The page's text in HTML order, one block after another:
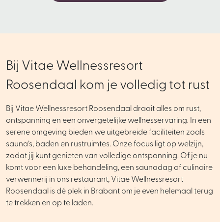
Bij Vitae Wellnessresort
Roosendaal kom je volledig tot rust
Bij Vitae Wellnessresort Roosendaal draait alles om rust,
ontspanning en een onvergetelijke wellnesservaring. In een
serene omgeving bieden we uitgebreide faciliteiten zoals
sauna’s, baden en rustruimtes. Onze focus ligt op welzijn,
zodat jij kunt genieten van volledige ontspanning. Of je nu
komt voor een luxe behandeling, een saunadag of culinaire
verwennerij in ons restaurant, Vitae Wellnessresort
Roosendaal is dé plek in Brabant om je even helemaal terug
te trekken en op te laden.